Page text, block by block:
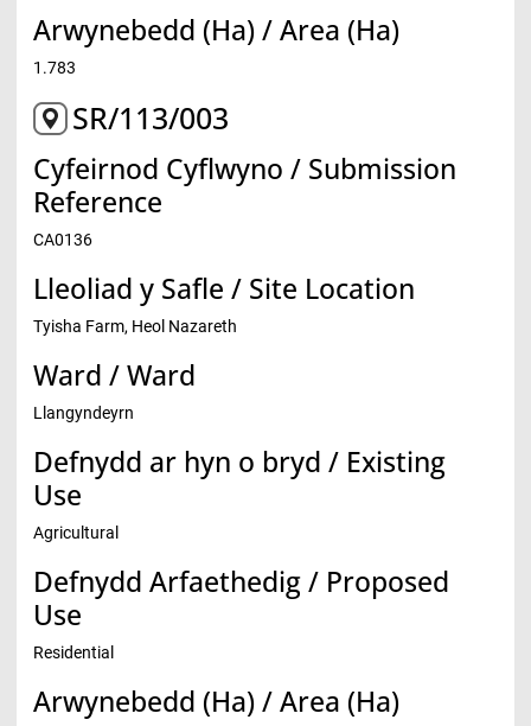
Arwynebedd (Ha) / Area (Ha)
1.783
SR/113/003
Cyfeirnod Cyflwyno / Submission
Reference
CA0136
Lleoliad y Safle / Site Location
Tyisha Farm, Heol Nazareth
Ward / Ward
Llangyndeyrn
Defnydd ar hyn o bryd / Existing
Use
Agricultural
Defnydd Arfaethedig / Proposed
Use
Residential
Arwynebedd (Ha) / Area (Ha)